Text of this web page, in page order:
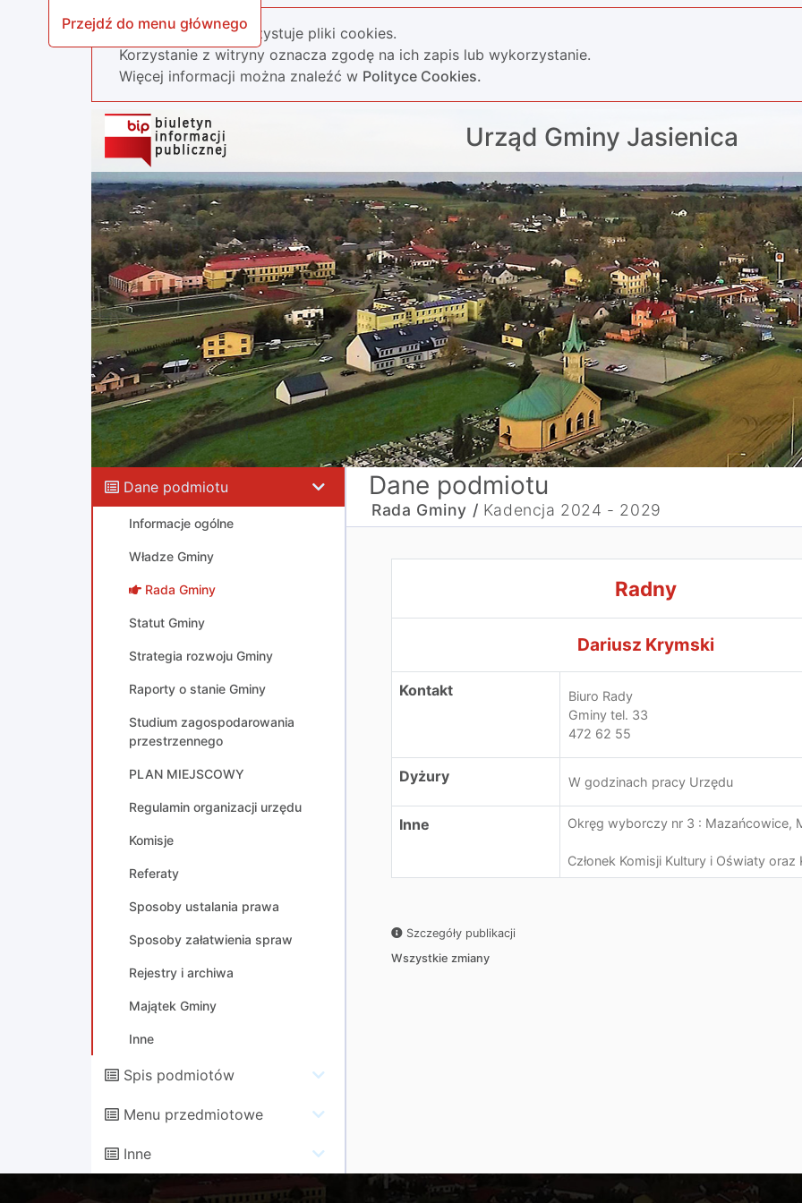
Przejdź do menu głównego
Nasza strona wykorzystuje pliki cookies.
Korzystanie z witryny oznacza zgodę na ich zapis lub wykorzystanie.
Więcej informacji można znaleźć w Polityce Cookies.
Urząd Gminy Jasienica
Dane podmiotu
Informacje ogólne
Władze Gminy
Rada Gminy
Statut Gminy
Strategia rozwoju Gminy
Raporty o stanie Gminy
Studium zagospodarowania
przestrzennego
PLAN MIEJSCOWY
Regulamin organizacji urzędu
Komisje
Referaty
Sposoby ustalania prawa
Sposoby załatwienia spraw
Rejestry i archiwa
Majątek Gminy
Inne
Spis podmiotów
Menu przedmiotowe
Inne
Dane podmiotu
Rada Gminy / Kadencja 2024 - 2029
Radny
Dariusz Krymski
Kontakt
Biuro Rady
Gminy tel. 33
472 62 55
Dyżury W godzinach pracy Urzędu
Inne Okręg wyborczy nr 3 : Mazańcowice,
Członek Komisji Kultury i Oświaty oraz
Szczegóły publikacji
Wszystkie zmiany